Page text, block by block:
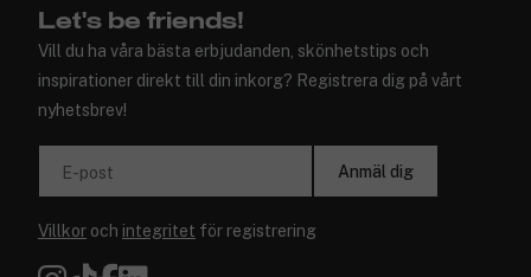
Let's be friends!
Vill du ha våra bästa erbjudanden, skönhetstips och
inspirationer direkt till din inkorg? Registrera dig på vårt
nyhetsbrev!
E-post Anmäl dig
Villkor och integritet för registrering